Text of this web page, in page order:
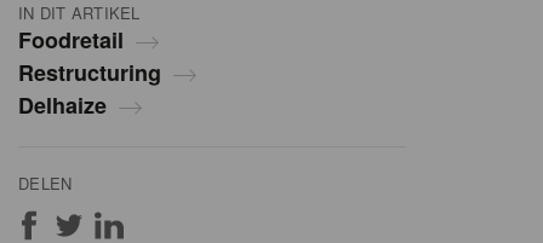
IN DIT ARTIKEL
Foodretail
Restructuring
Delhaize
DELEN